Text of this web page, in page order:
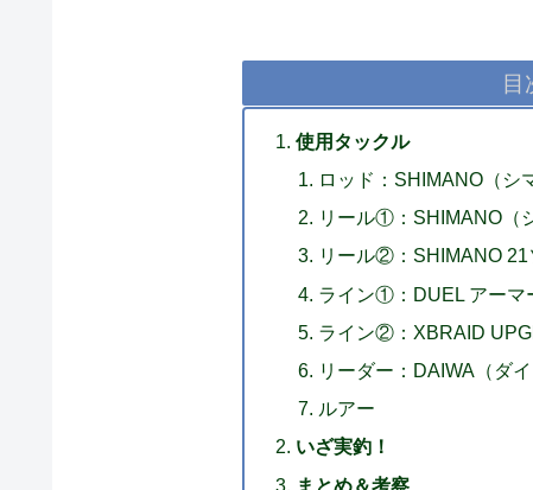
目
使用タックル
ロッド：SHIMANO（シ
リール①：SHIMANO（
リール②：SHIMANO
ライン①：DUEL アーマ
ライン②：XBRAID
リーダー：DAIWA（ダ
ルアー
いざ実釣！
まとめ＆考察